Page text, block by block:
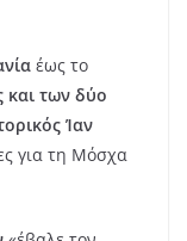
έως το
και των δύο
Ίαν
για τη Μόσχα